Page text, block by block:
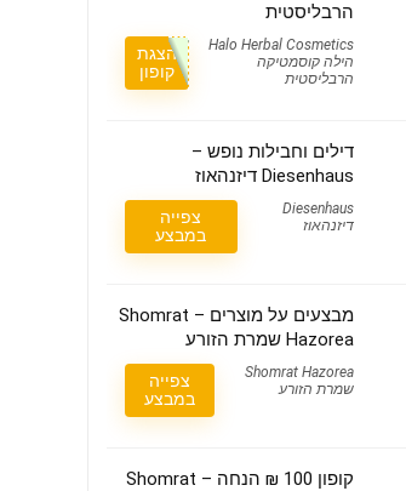
הרבליסטית
Halo Herbal Cosmetics
הילה קוסמטיקה
הרבליסטית
הצגת
קופון
דילים וחבילות נופש –
Diesenhaus דיזנהאוז
Diesenhaus
דיזנהאוז
צפייה
במבצע
מבצעים על מוצרים – Shomrat
Hazorea שמרת הזורע
Shomrat Hazorea
שמרת הזורע
צפייה
במבצע
קופון 100 ₪ הנחה – Shomrat